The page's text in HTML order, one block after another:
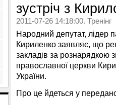
зустріч з
2011-07-26 14:18:00. Тренінг
Народний депутат, лідер
Кириленко заявляє, що
закладів за рознарядкою
православної церкви
України.
Про це йдеться у